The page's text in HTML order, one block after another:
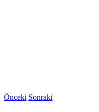
Önceki Sonraki